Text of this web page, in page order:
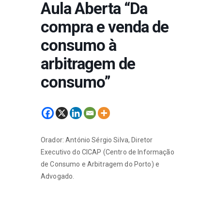
Aula Aberta “Da
compra e venda de
consumo à
arbitragem de
consumo”
Orador: António Sérgio Silva, Diretor
Executivo do CICAP (Centro de Informação
de Consumo e Arbitragem do Porto) e
Advogado.